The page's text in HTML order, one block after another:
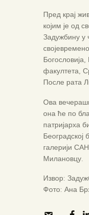
Пред крај
којим је од
Задужбину у
факултета,
После рата
Ова
она ће по
патријарха
Београдској
галерији
Милановцу.
Извор:
Фото: Ана